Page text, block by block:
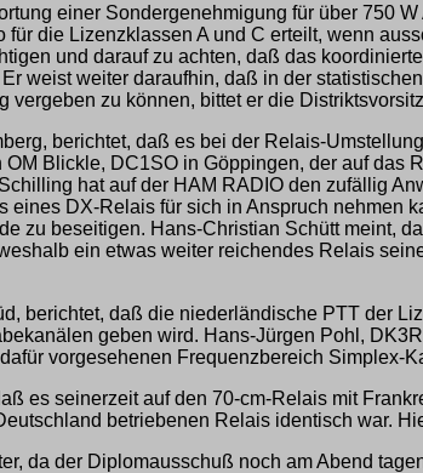
einer Sondergenehmigung für über 750
die Lizenzklassen A und C erteilt, wenn
und darauf zu achten, daß das
weist weiter daraufhin, daß in der
vergeben zu können, bittet er die
berichtet, daß es bei der Relais-
Blickle, DC1SO in Göppingen, der auf
hat auf der HAM RADIO den zufällig
eines DX-Relais für sich in Anspruch
zu beseitigen. Hans-Christian Schütt meint,
ein etwas weiter reichendes Relais
berichtet, daß die niederländische PTT der
geben wird. Hans-Jürgen Pohl,
vorgesehenen Frequenzbereich Simplex-
es seinerzeit auf den 70-cm-Relais mit
betriebenen Relais identisch war.
da der Diplomausschuß noch am Abend